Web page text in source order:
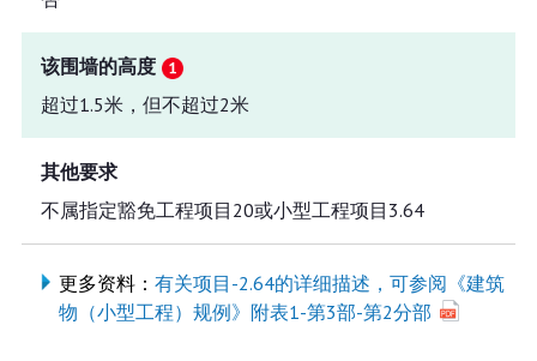
该围墙的高度
超过1.5米，但不超过2米
其他要求
不属指定豁免工程项目20或小型工程项目3.64
更多资料： 有关项目-2.64的详细描述，可参阅《建筑
物（小型工程）规例》附表1-第3部-第2分部